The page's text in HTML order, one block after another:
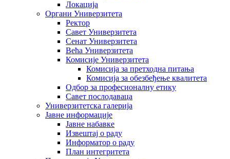
Локација
Органи Универзитета
Ректор
Савет Универзитета
Сенат Универзитета
Већа Универзитета
Комисије Универзитета
Комисија за претходна питања
Комисија за обезбеђење квалитета
Одбор за професионалну етику
Савет послодаваца
Универзитетска галерија
Јавне информације
Јавне набавке
Извештај о раду
Информатор о раду
План интегритета